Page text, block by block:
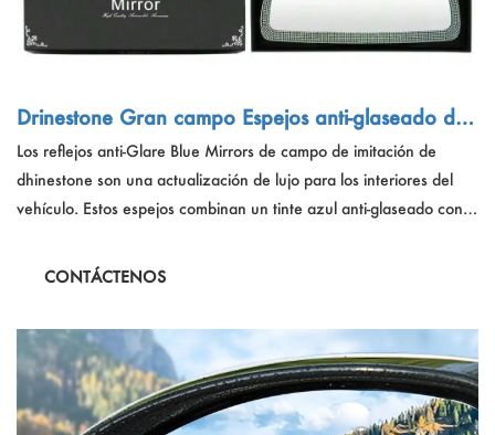
Drinestone Gran campo Espejos anti-glaseado de
azul espejos retrovisor de automóvil
Los reflejos anti-Glare Blue Mirrors de campo de imitación de
dhinestone son una actualización de lujo para los interiores del
vehículo. Estos espejos combinan un tinte azul anti-glaseado con
comodidad de la conducción. Adornados con pequeños diamantes
CONTÁCTENOS